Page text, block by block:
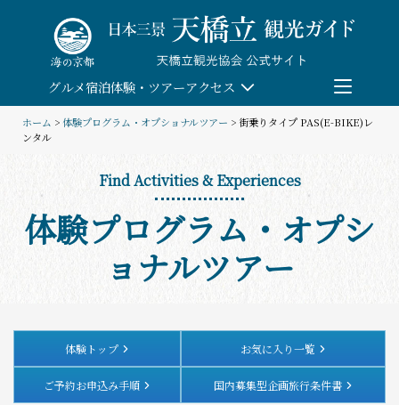
content
グルメ宿泊体験・ツアーアクセス
団体予約
教育/研修旅行
観る・遊ぶ
体験・ツアー
食べる
ホーム >体験プログラム・オプショナルツアー > 街乗りタイプ PAS(E-BIKE)レ
ンタル
Find Activities & Experiences
体験プログラム・オプシ
ョナルツアー
体験トップ お気に入り一覧
ご予約お申込み手順 国内募集型企画旅行条件書